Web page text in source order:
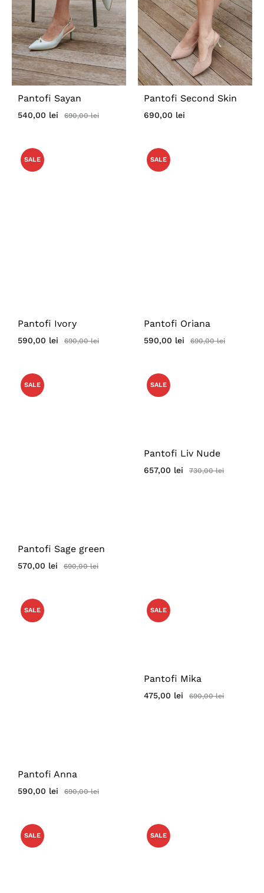
Pantofi Sayan
540,00 lei 690,00lei
Pantofi Second Skin
690,00 lei
SALE
Pantofi Ivory
590,00 lei 690,00lei
SALE
Pantofi Oriana
590,00 lei 690,00lei
SALE
Pantofi Sage green
570,00 lei 690,00lei
SALE
Pantofi Liv Nude
657,00 lei 730,00lei
SALE
Pantofi Anna
590,00 lei 690,00lei
SALE
Pantofi Mika
475,00 lei 690,00lei
SALE SALE